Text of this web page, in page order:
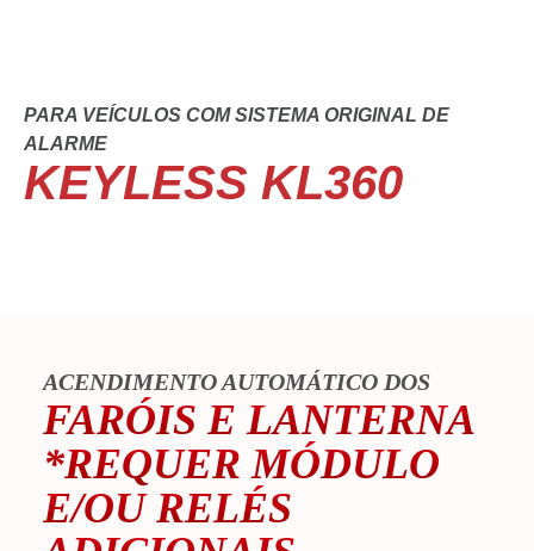
KEYLESS KL360
PARA VEÍCULOS COM SISTEMA ORIGINAL DE
ALARME
ACENDIMENTO AUTOMÁTICO DOS
FARÓIS E LANTERNA
*REQUER MÓDULO
E/OU RELÉS